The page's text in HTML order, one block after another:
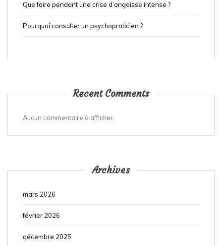
Que faire pendant une crise d’angoisse intense ?
Pourquoi consulter un psychopraticien ?
Recent Comments
Aucun commentaire à afficher.
Archives
mars 2026
février 2026
décembre 2025